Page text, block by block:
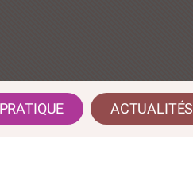
PRATIQUE ACTUALITÉS